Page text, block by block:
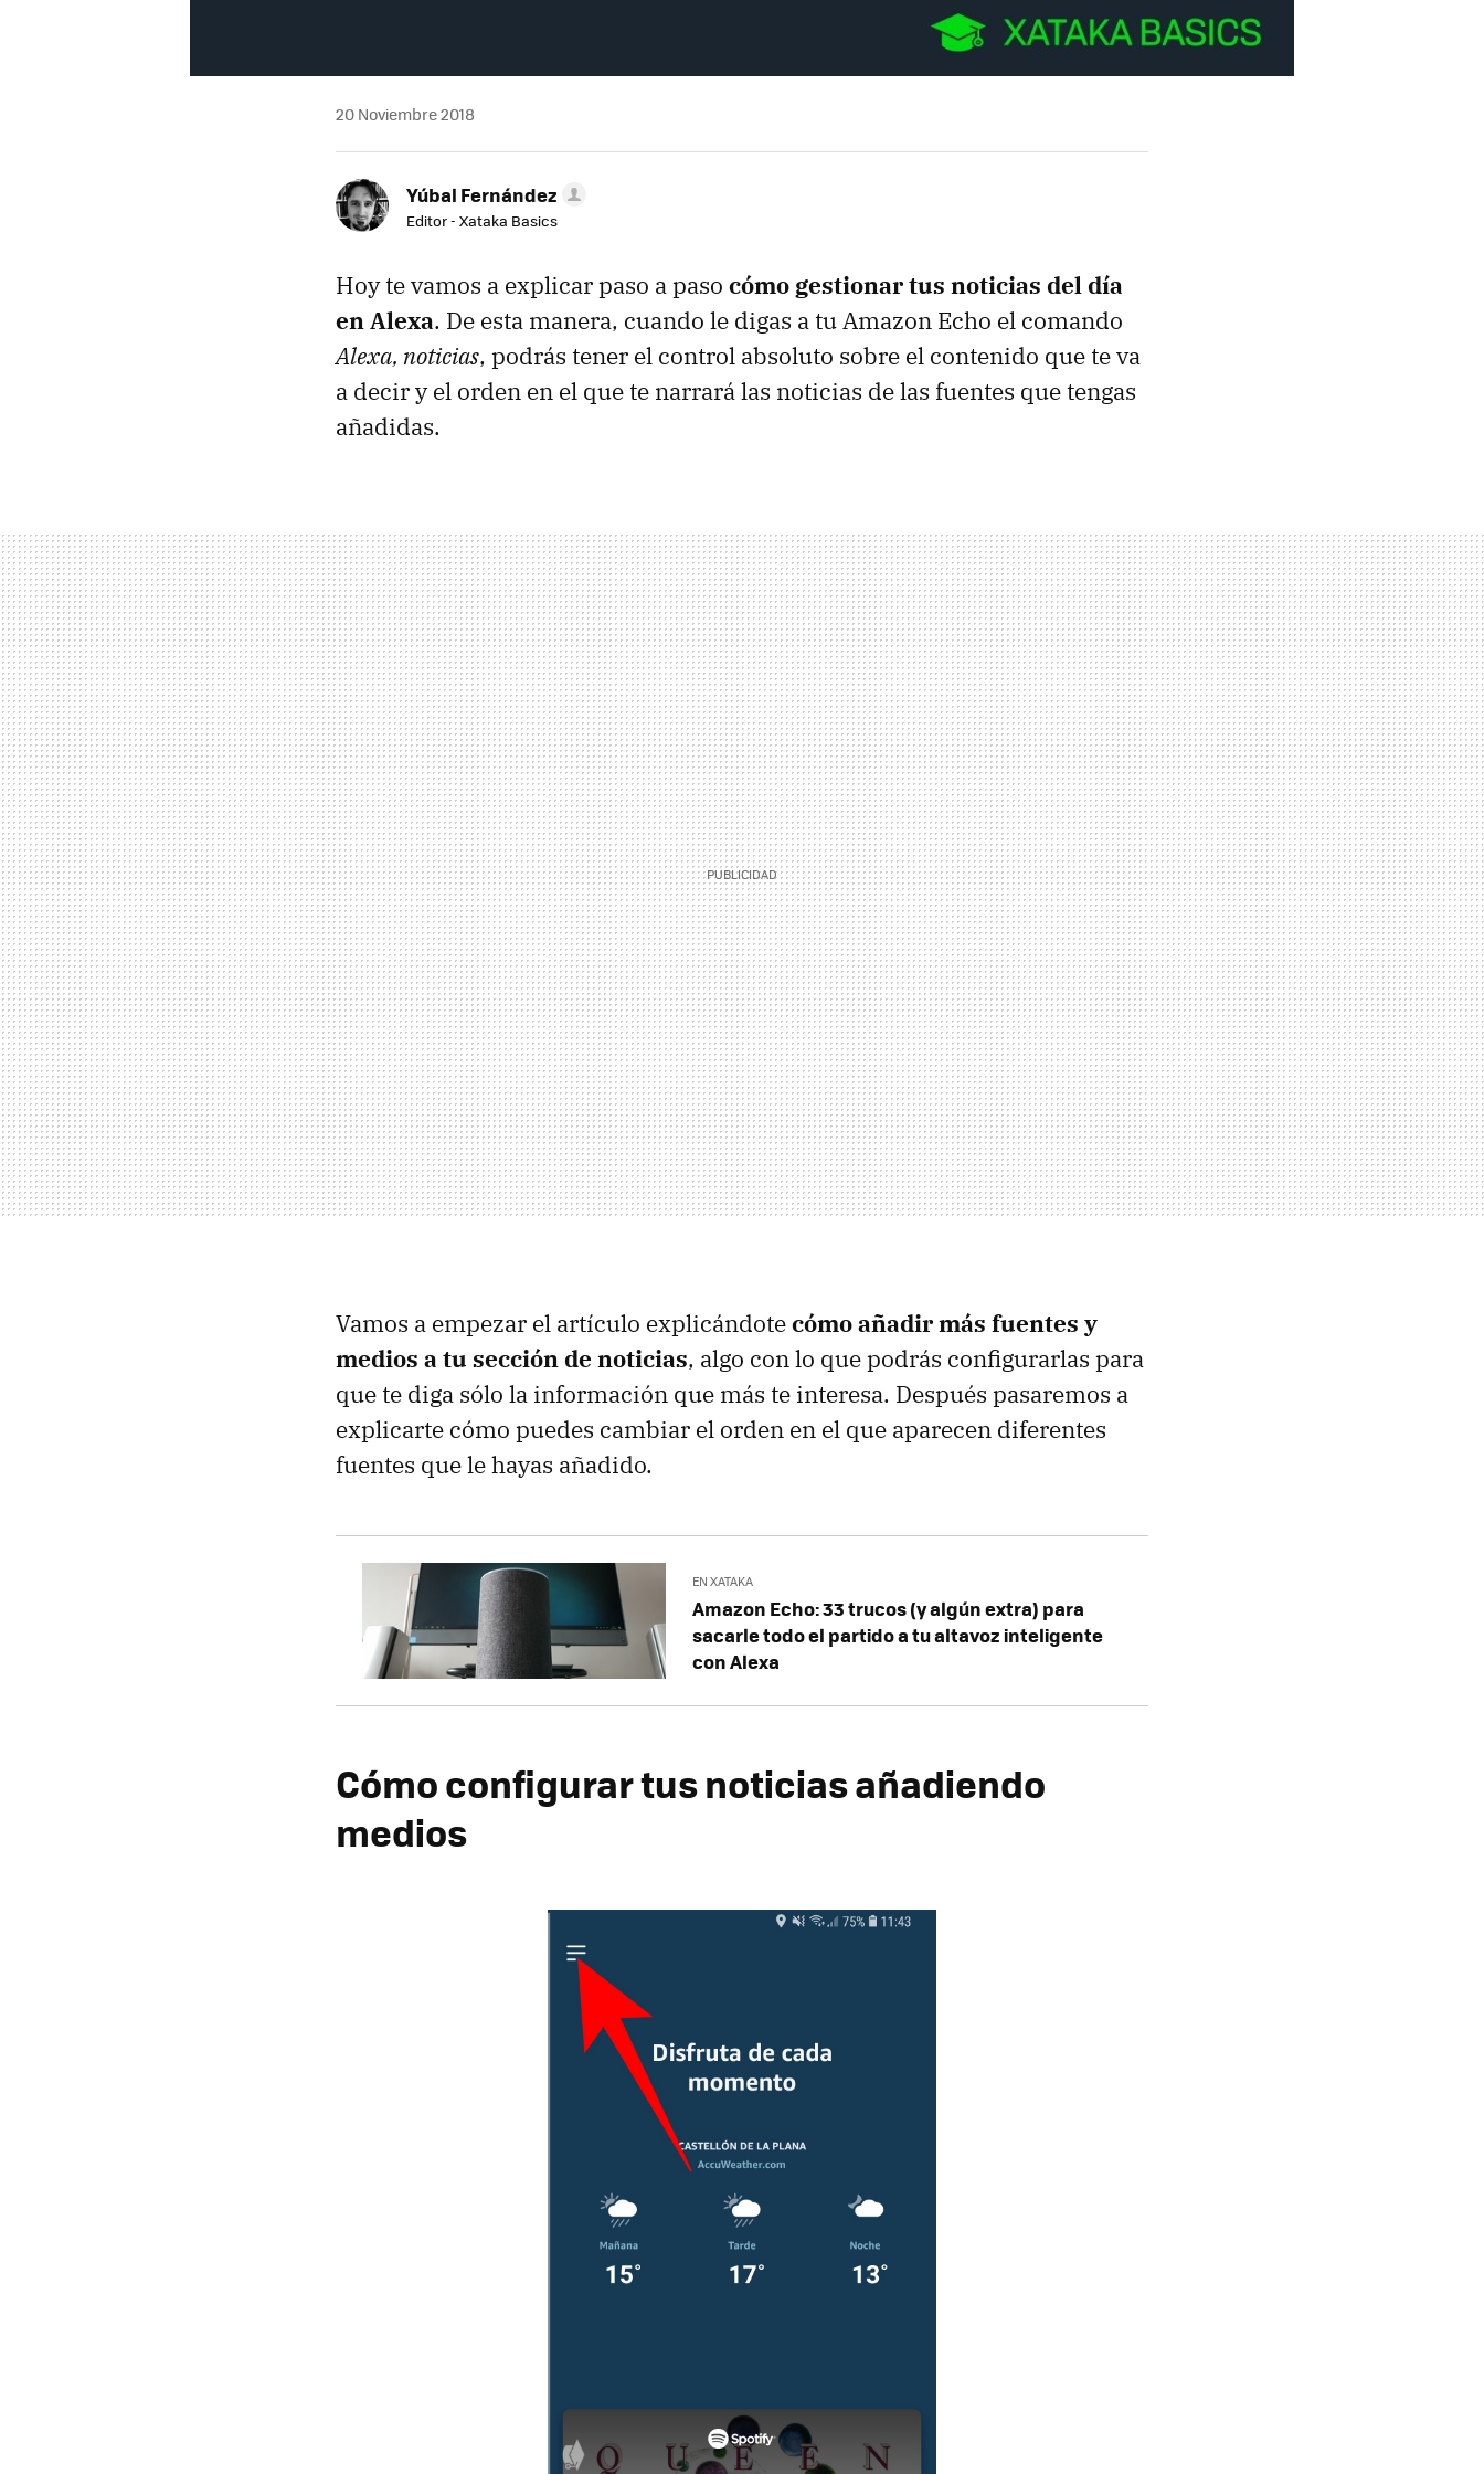
20 Noviembre 2018
Yúbal Fernández
Editor - Xataka Basics
Hoy te vamos a explicar paso a paso cómo gestionar tus noticias del día
en Alexa. De esta manera, cuando le digas a tu Amazon Echo el comando
Alexa, noticias, podrás tener el control absoluto sobre el contenido que te va
a decir y el orden en el que te narrará las noticias de las fuentes que tengas
añadidas.
Vamos a empezar el artículo explicándotecómo añadir más fuentes y
medios a tu sección de noticias, algo con lo que podrás configurarlas para
que te diga sólo la información que más te interesa. Después pasaremos a
explicarte cómo puedes cambiar el orden en el que aparecen diferentes
fuentes que le hayas añadido.
EN XATAKA
Amazon Echo: 33 trucos (y algún extra) para
sacarle todo el partido a tu altavoz inteligente
con Alexa
Cómo configurar tus noticias añadiendo
medios